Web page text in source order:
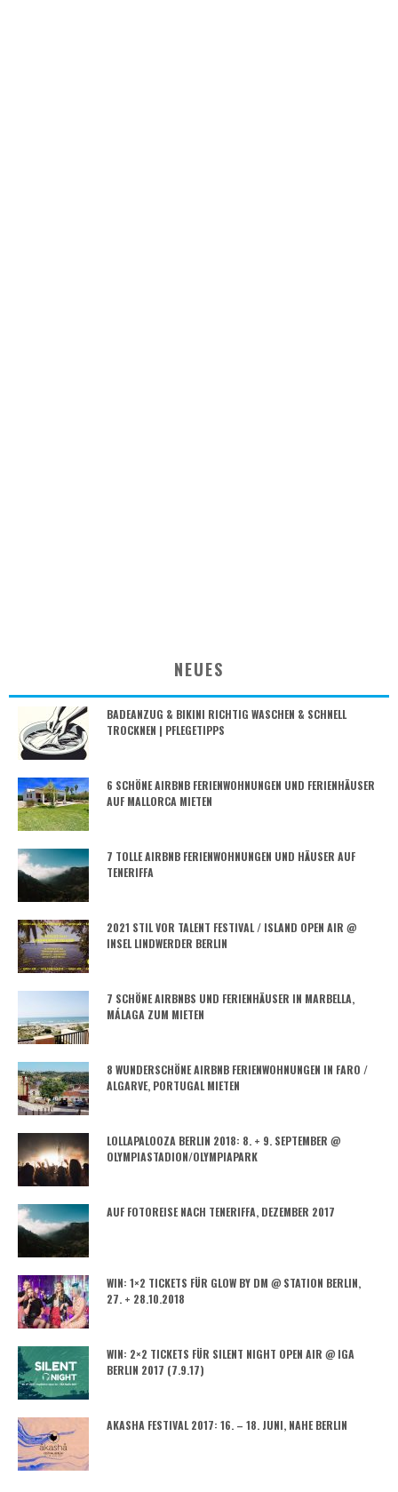
NEUES
BADEANZUG & BIKINI RICHTIG WASCHEN & SCHNELL
TROCKNEN | PFLEGETIPPS
6 SCHÖNE AIRBNB FERIENWOHNUNGEN UND FERIENHÄUSER
AUF MALLORCA MIETEN
7 TOLLE AIRBNB FERIENWOHNUNGEN UND HÄUSER AUF
TENERIFFA
2021 STIL VOR TALENT FESTIVAL / ISLAND OPEN AIR @
INSEL LINDWERDER BERLIN
7 SCHÖNE AIRBNBS UND FERIENHÄUSER IN MARBELLA,
MÁLAGA ZUM MIETEN
8 WUNDERSCHÖNE AIRBNB FERIENWOHNUNGEN IN FARO /
ALGARVE, PORTUGAL MIETEN
LOLLAPALOOZA BERLIN 2018: 8. + 9. SEPTEMBER @
OLYMPIASTADION/OLYMPIAPARK
AUF FOTOREISE NACH TENERIFFA, DEZEMBER 2017
WIN: 1×2 TICKETS FÜR GLOW BY DM @ STATION BERLIN,
27. + 28.10.2018
WIN: 2×2 TICKETS FÜR SILENT NIGHT OPEN AIR @ IGA
BERLIN 2017 (7.9.17)
AKASHA FESTIVAL 2017: 16. – 18. JUNI, NAHE BERLIN